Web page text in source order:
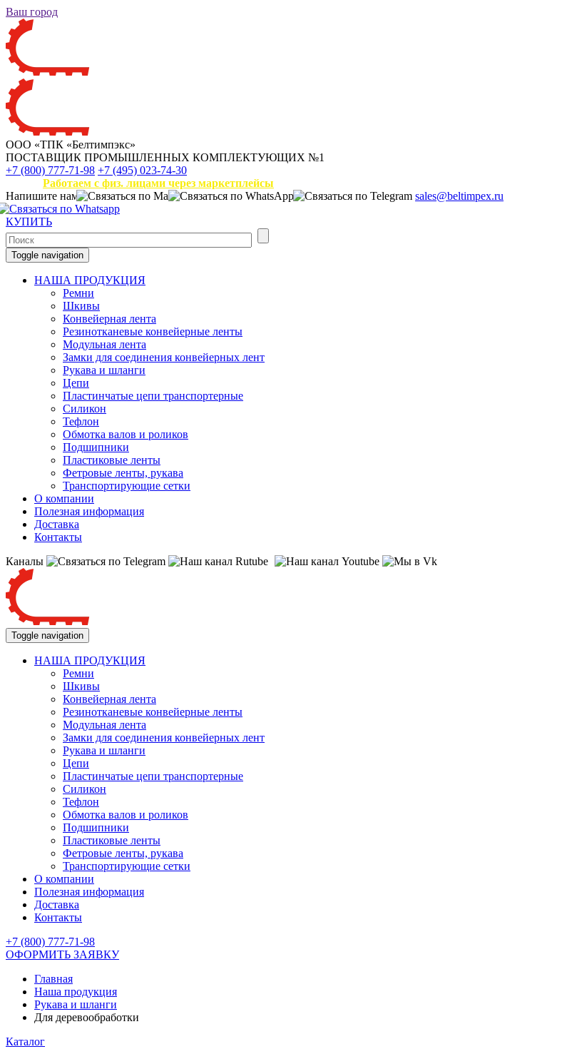
Ваш город
ООО «ТПК «Белтимпэкс»
ПОСТАВЩИК ПРОМЫШЛЕННЫХ КОМПЛЕКТУЮЩИХ №1
+7 (800) 777-71-98 +7 (495) 023-74-30
Работаем с физ. лицами через маркетплейсы
Напишите нам
sales@beltimpex.ru
КУПИТЬ
Toggle navigation
НАША ПРОДУКЦИЯ
Ремни
Шкивы
Конвейерная лента
Резинотканевые конвейерные ленты
Модульная лента
Замки для соединения конвейерных лент
Рукава и шланги
Цепи
Пластинчатые цепи транспортерные
Силикон
Тефлон
Обмотка валов и роликов
Подшипники
Пластиковые ленты
Фетровые ленты, рукава
Транспортирующие сетки
О компании
Полезная информация
Доставка
Контакты
Каналы
Toggle navigation
НАША ПРОДУКЦИЯ
Ремни
Шкивы
Конвейерная лента
Резинотканевые конвейерные ленты
Модульная лента
Замки для соединения конвейерных лент
Рукава и шланги
Цепи
Пластинчатые цепи транспортерные
Силикон
Тефлон
Обмотка валов и роликов
Подшипники
Пластиковые ленты
Фетровые ленты, рукава
Транспортирующие сетки
О компании
Полезная информация
Доставка
Контакты
+7 (800) 777-71-98
ОФОРМИТЬ ЗАЯВКУ
Главная
Наша продукция
Рукава и шланги
Для деревообработки
Каталог